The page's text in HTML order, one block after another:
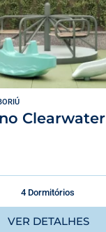
Clearwater
4 Dormitórios
VER DETALHES